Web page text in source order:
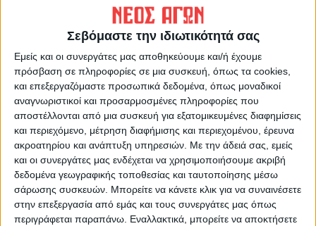
Σεβόμαστε την ιδιωτικότητά σας
Εμείς και οι συνεργάτες μας αποθηκεύουμε και/ή έχουμε
πρόσβαση σε πληροφορίες σε μια συσκευή, όπως τα cookies,
και επεξεργαζόμαστε προσωπικά δεδομένα, όπως μοναδικοί
αναγνωριστικοί και προσαρμοσμένες πληροφορίες που
αποστέλλονται από μια συσκευή για εξατομικευμένες διαφημίσεις
και περιεχόμενο, μέτρηση διαφήμισης και περιεχομένου, έρευνα
ακροατηρίου και ανάπτυξη υπηρεσιών. Με την άδειά σας, εμείς
και οι συνεργάτες μας ενδέχεται να χρησιμοποιήσουμε ακριβή
δεδομένα γεωγραφικής τοποθεσίας και ταυτοποίησης μέσω
σάρωσης συσκευών. Μπορείτε να κάνετε κλικ για να συναινέσετε
στην επεξεργασία από εμάς και τους συνεργάτες μας όπως
περιγράφεται παραπάνω. Εναλλακτικά, μπορείτε να αποκτήσετε
ΝΕΟΣ ΑΓΩΝ
https://neosagon.gr
ΠΑΡΟΜΟΙΑ ΑΡΘΡΑ